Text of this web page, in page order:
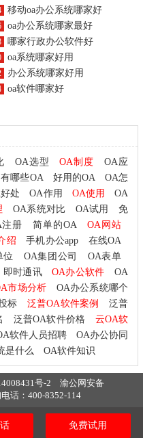
移动oa办公系统哪家好
oa办公系统哪家最好
哪家行政办公软件好
oa系统哪家好用
办公系统哪家好用
oa软件哪家好
OA选型 OA制度
OA应
有哪些OA 好用的OA
OA怎
处 OA作用 OA使用
OA
OA系统对比 OA试用
免
注册 简单的OA
OA网站
绍 手机办公app
在线OA
位 OA集团公司
OA表单
即时通讯 OA办公软件
OA
市场分析
OA办公系统哪个
标 泛普OA软件案例
泛普
泛普OA软件价格
云OA软
软件人员招聘
OA办公协同
是什么 OA软件知识
号-2
渝公网安备
话：400-8352-114
免费试用